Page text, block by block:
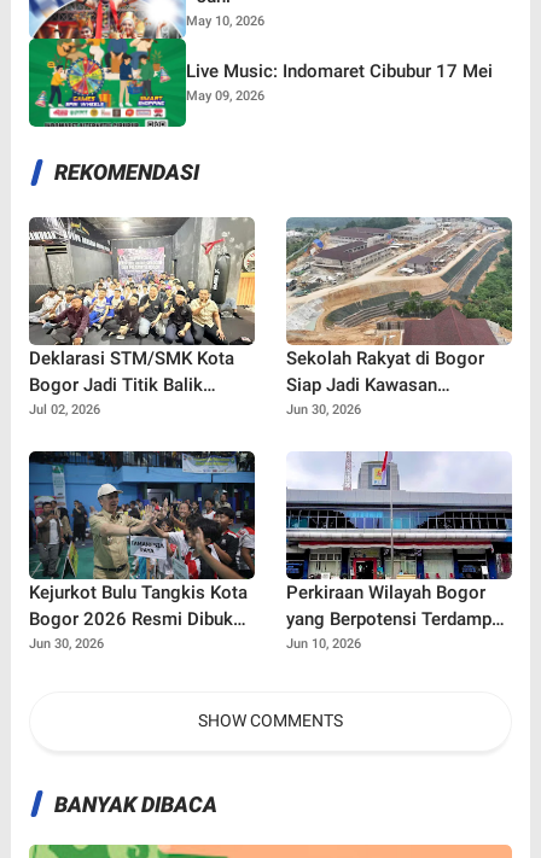
May 10, 2026
Live Music: Indomaret Cibubur 17 Mei
May 09, 2026
REKOMENDASI
Deklarasi STM/SMK Kota
Bogor Jadi Titik Balik
Perang Melawan Tawuran,
Jul 02, 2026
Sekolah Rakyat di Bogor
Siap Jadi Kawasan
Pendidikan Modern, Target
Jun 30, 2026
Kejurkot Bulu Tangkis Kota
Bogor 2026 Resmi Dibuka,
316 Atlet Muda Berebut
Jun 30, 2026
Perkiraan Wilayah Bogor
yang Berpotensi Terdampak
Pemadaman Listrik, PLN
Jun 10, 2026
SHOW COMMENTS
BANYAK DIBACA